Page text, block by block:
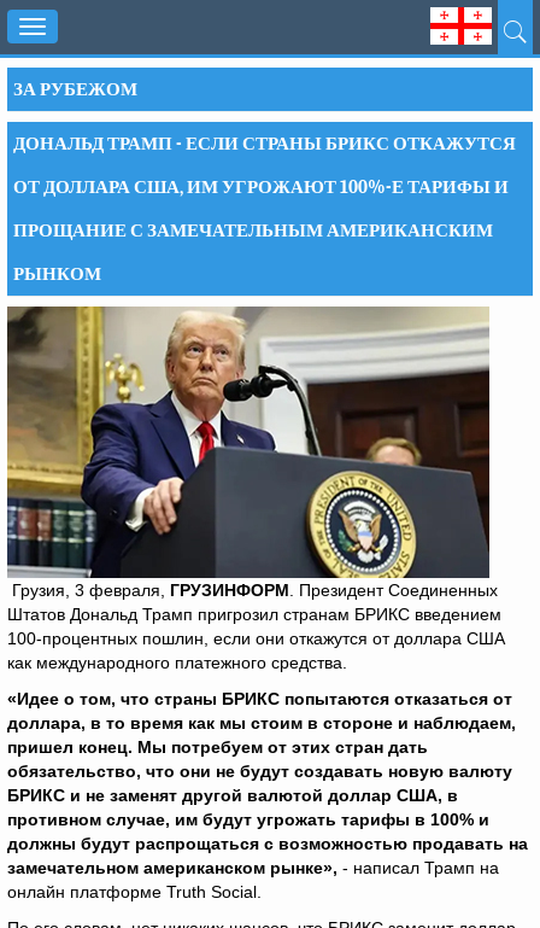
Toggle
navigation
ЗА РУБЕЖОМ
ДОНАЛЬД ТРАМП - ЕСЛИ СТРАНЫ БРИКС ОТКАЖУТСЯ
ОТ ДОЛЛАРА США, ИМ УГРОЖАЮТ 100%-Е ТАРИФЫ И
ПРОЩАНИЕ С ЗАМЕЧАТЕЛЬНЫМ АМЕРИКАНСКИМ
РЫНКОМ
Грузия, 3 февраля, ГРУЗИНФОРМ
Президент Соединенных
Штатов Дональд Трамп пригрозил странам БРИКС введением
100-процентных пошлин, если они откажутся от доллара США
как международного платежного средства.
«Идее о том, что страны БРИКС попытаются отказаться от
доллара, в то время как мы стоим в стороне и наблюдаем,
пришел конец. Мы потребуем от этих стран дать
обязательство, что они не будут создавать новую валюту
БРИКС и не заменят другой валютой доллар США, в
противном случае, им будут угрожать тарифы в 100% и
должны будут распрощаться с возможностью продавать на
замечательном американском рынке», - написал Трамп на
онлайн платформе Truth Social.